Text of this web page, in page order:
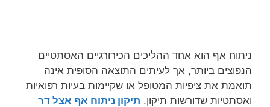
ניתוח אף הוא אחד ההליכים הכירורגיים האסתטיים
הנפוצים ביותר, אך לעיתים התוצאה הסופית אינה
תואמת את ציפיות המטופל או שקיימות בעיות רפואיות
ואסתטיות שדורשות תיקון. תיקון ניתוח אף אצל דר